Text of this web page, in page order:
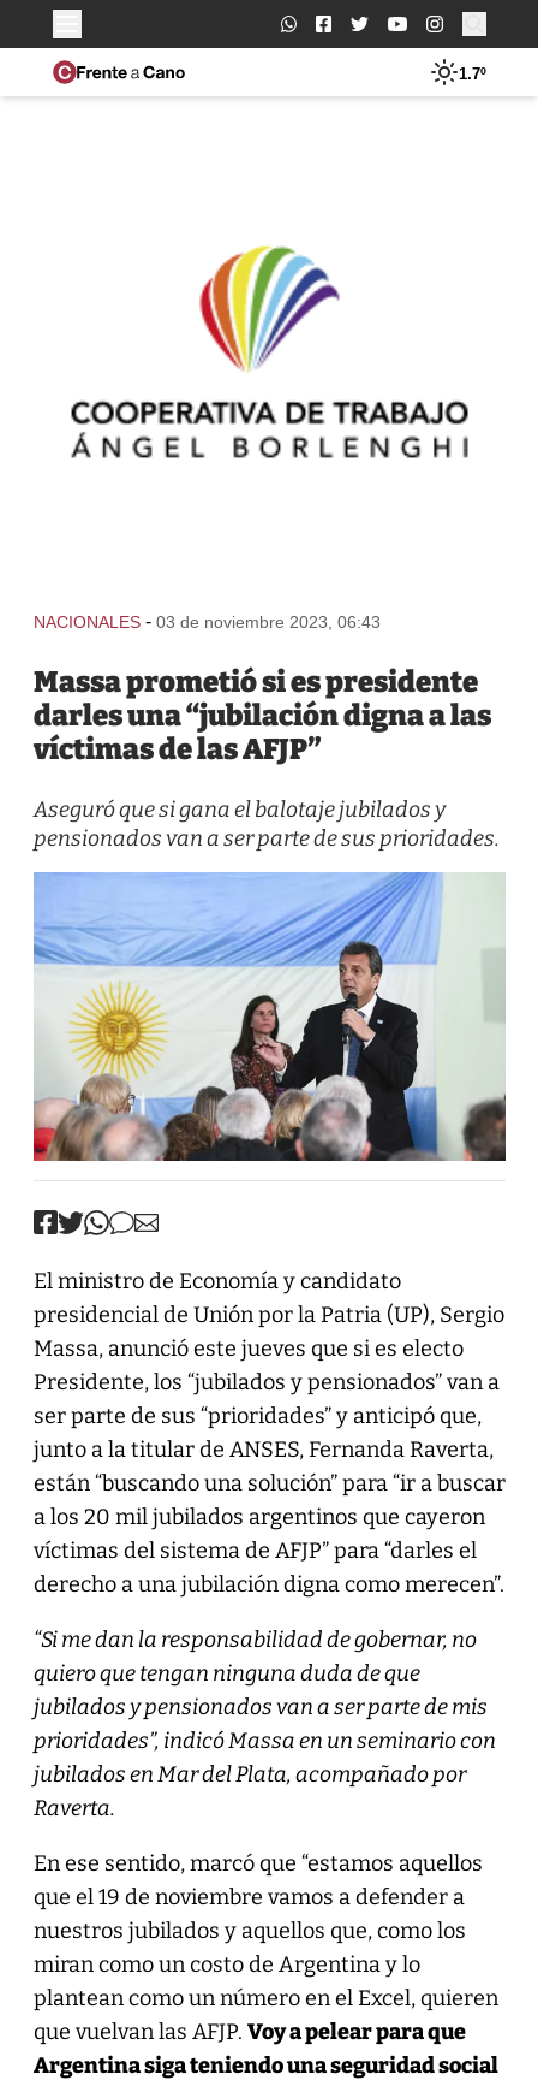
Buscar:
1.7º
NACIONALES - 03 de noviembre 2023, 06:43
Massa prometió si es presidente
darles una “jubilación digna a las
víctimas de las AFJP”
Aseguró que si gana el balotaje jubilados y
pensionados van a ser parte de sus prioridades.
El ministro de Economía y candidato
presidencial de Unión por la Patria (UP), Sergio
Massa, anunció este jueves que si es electo
Presidente, los “jubilados y pensionados” van a
ser parte de sus “prioridades” y anticipó que,
junto a la titular de ANSES, Fernanda Raverta,
están “buscando una solución” para “ir a buscar
a los 20 mil jubilados argentinos que cayeron
víctimas del sistema de AFJP” para “darles el
derecho a una jubilación digna como merecen”.
“Si me dan la responsabilidad de gobernar, no
quiero que tengan ninguna duda de que
jubilados y pensionados van a ser parte de mis
prioridades”, indicó Massa en un seminario con
jubilados en Mar del Plata, acompañado por
Raverta.
En ese sentido, marcó que “estamos aquellos
que el 19 de noviembre vamos a defender a
nuestros jubilados y aquellos que, como los
miran como un costo de Argentina y lo
plantean como un número en el Excel, quieren
que vuelvan las AFJP. Voy a pelear para que
Argentina siga teniendo una seguridad social